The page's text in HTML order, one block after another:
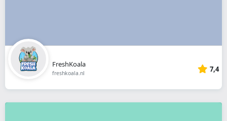
FreshKoala
freshkoala.nl 7,4